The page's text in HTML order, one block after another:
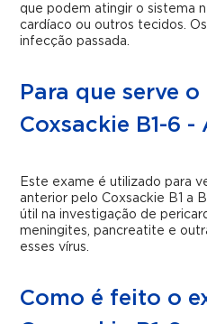
que podem atingir o sistema
cardíaco ou outros tecidos.
infecção passada.
Para que serve
Coxsackie B1-6
Este exame é utilizado para
anterior pelo Coxsackie B1 a
útil na investigação de
meningites, pancreatite e
esses vírus.
Como é feito o